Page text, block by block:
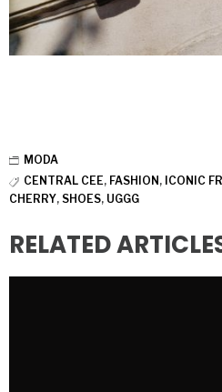
MODA
CENTRAL CEE, FASHION , ICONIC
CHERRY, SHOES, UGGG
RELATED